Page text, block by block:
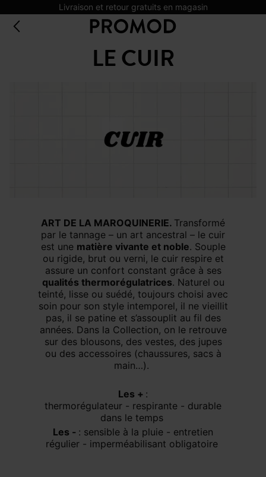
Livraison et retour gratuits en magasin
LE CUIR
ART DE LA MAROQUINERIE. Transformé
par le tannage – un art ancestral – le cuir
est une matière vivante et noble. Souple
ou rigide, brut ou verni, le cuir respire et
assure un confort constant grâce à ses
qualités thermorégulatrices. Naturel ou
teinté, lisse ou suédé, toujours choisi avec
soin pour son style intemporel, il ne vieillit
pas, il se patine et s’assouplit au fil des
années. Dans la Collection, on le retrouve
sur des blousons, des vestes, des jupes
ou des accessoires (chaussures, sacs à
main…).
Les + :
thermorégulateur - respirante - durable
dans le temps
Les - : sensible à la pluie - entretien
régulier - imperméabilisant obligatoire